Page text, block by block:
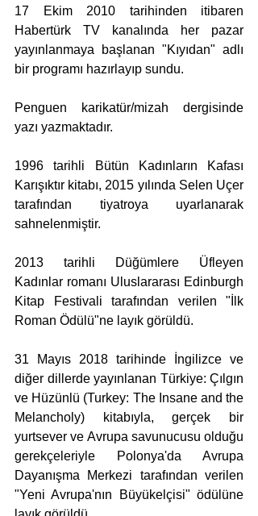
17 Ekim 2010 tarihinden itibaren
Habertürk TV kanalında her pazar
yayınlanmaya başlanan "Kıyıdan" adlı
bir programı hazırlayıp sundu.
Penguen karikatür/mizah dergisinde
yazı yazmaktadır.
1996 tarihli Bütün Kadınların Kafası
Karışıktır kitabı, 2015 yılında Selen Uçer
tarafından tiyatroya uyarlanarak
sahnelenmiştir.
2013 tarihli Düğümlere Üfleyen
Kadınlar romanı Uluslararası Edinburgh
Kitap Festivali tarafından verilen "İlk
Roman Ödülü"ne layık görüldü.
31 Mayıs 2018 tarihinde İngilizce ve
diğer dillerde yayınlanan Türkiye: Çılgın
ve Hüzünlü (Turkey: The Insane and the
Melancholy) kitabıyla, gerçek bir
yurtsever ve Avrupa savunucusu olduğu
gerekçeleriyle Polonya'da Avrupa
Dayanışma Merkezi tarafından verilen
"Yeni Avrupa'nın Büyükelçisi" ödülüne